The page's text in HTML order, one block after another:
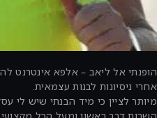
אלפא אינטרנט להתייעצות לגביי
עצמאית.
הבנתי שיש לי עסק עם